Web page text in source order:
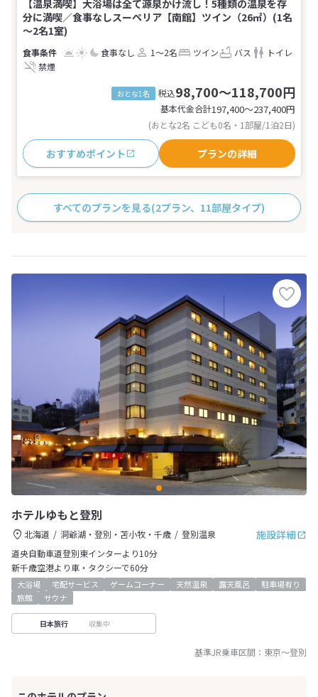
【温泉満喫】大浴場は全て源泉かけ流し！5種類の温泉を存
分に満喫／食事なしスーペリア【南館】ツイン（26㎡）(1名
～2名1室)
食事なし 1～2名 ツイン バス
トイレ
禁煙
おとな1名 税込98,700～118,700円
基本代金合計197,400〜237,400円
(おとな2名 こども0名・1部屋/1泊2日)
おすすめポイント プランの詳細
すべてのプランを見る(2プラン、11部屋タイプ)
ホテルゆもと登別
施設詳細
北海道 洞爺湖・登別・苫小牧・千歳
登別温泉
道央自動車道登別東インターより10分
新千歳空港より車・タクシーで60分
大浴場 宅配サービス ゲームコーナー 天然温泉 露天風呂
駐車場有り
旅館
サウナ
日本旅行 収集中
基準JR乗車区間： 東京～登別